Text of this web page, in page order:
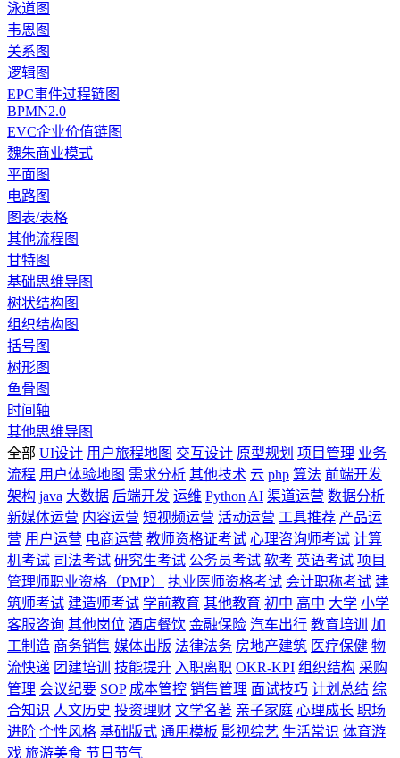
泳道图
韦恩图
关系图
逻辑图
EPC事件过程链图
BPMN2.0
EVC企业价值链图
魏朱商业模式
平面图
电路图
图表/表格
其他流程图
甘特图
基础思维导图
树状结构图
组织结构图
括号图
树形图
鱼骨图
时间轴
其他思维导图
全部 UI设计 用户旅程地图 交互设计 原型规划 项目管理 业务
流程 用户体验地图 需求分析 其他技术 云 php 算法 前端开发
架构 java 大数据 后端开发 运维 Python AI 渠道运营 数据分析
新媒体运营 内容运营 短视频运营 活动运营 工具推荐 产品运
营 用户运营 电商运营 教师资格证考试 心理咨询师考试 计算
机考试 司法考试 研究生考试 公务员考试 软考 英语考试 项目
管理师职业资格（PMP）
执业医师资格考试 会计职称考试 建
筑师考试 建造师考试 学前教育 其他教育 初中 高中 大学 小学
客服咨询 其他岗位 酒店餐饮 金融保险 汽车出行 教育培训
加
工制造 商务销售 媒体出版 法律法务 房地产建筑 医疗保健 物
流快递 团建培训 技能提升 入职离职 OKR-KPI 组织结构 采购
管理 会议纪要 SOP 成本管控 销售管理 面试技巧 计划总结 综
合知识 人文历史 投资理财 文学名著 亲子家庭 心理成长 职场
进阶 个性风格 基础版式 通用模板 影视综艺 生活常识 体育游
戏 旅游美食 节日节气